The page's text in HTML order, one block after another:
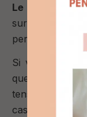
Le contact
sur votre
permet de lui
Si vous avez
que vous
tension qu’il
cas,